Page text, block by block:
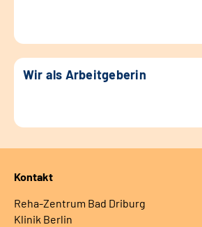
Wir als Arbeitgeberin
Kontakt
Reha-Zentrum Bad Driburg
Klinik Berlin